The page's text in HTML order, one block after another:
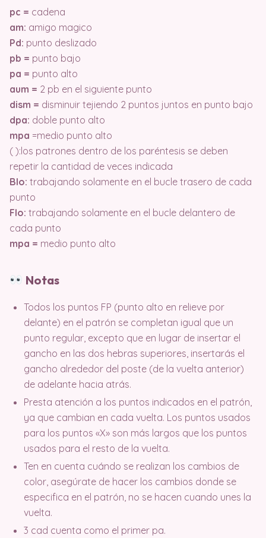
pc = cadena
am: amigo magico
Pd: punto deslizado
pb = punto bajo
pa = punto alto
aum = 2 pb en el siguiente punto
dism = disminuir tejiendo 2 puntos juntos en punto bajo
dpa: doble punto alto
mpa =medio punto alto
( ):los patrones dentro de los paréntesis se deben
repetir la cantidad de veces indicada
Blo: trabajando solamente en el bucle trasero de cada
punto
Flo: trabajando solamente en el bucle delantero de
cada punto
mpa = medio punto alto
Notas
Todos los puntos FP (punto alto en relieve por
delante) en el patrón se completan igual que un
punto regular, excepto que en lugar de insertar el
gancho en las dos hebras superiores, insertarás el
gancho alrededor del poste (de la vuelta anterior)
de adelante hacia atrás.
Presta atención a los puntos indicados en el patrón,
ya que cambian en cada vuelta. Los puntos usados
para los puntos «X» son más largos que los puntos
usados para el resto de la vuelta.
Ten en cuenta cuándo se realizan los cambios de
color, asegúrate de hacer los cambios donde se
especifica en el patrón, no se hacen cuando unes la
vuelta.
3 cad cuenta como el primer pa.